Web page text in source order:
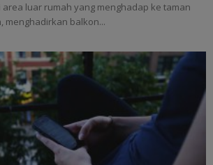
luar rumah yang menghadap ke taman
menghadirkan balkon...